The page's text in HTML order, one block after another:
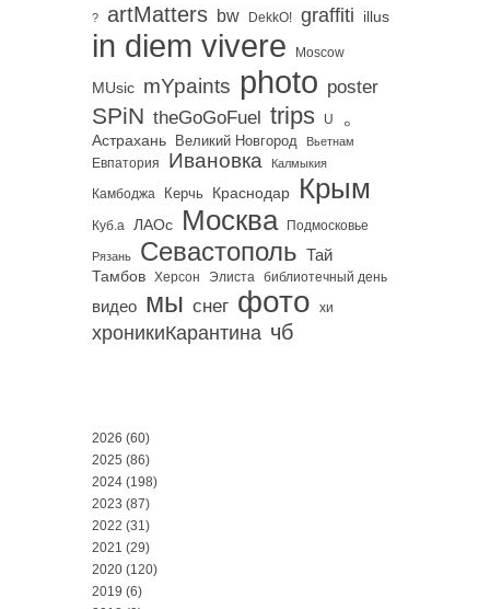
? artMatters bw DekkO! graffiti illus
in diem vivere Moscow
MUsic mYpaints photo poster
SPiN theGoGoFuel trips U 。
Астрахань Великий Новгород Вьетнам
Евпатория Ивановка Калмыкия
Камбоджа Керчь Краснодар Крым
Куб.а ЛАОс Москва Подмосковье
Рязань Севастополь Тай
Тамбов Херсон Элиста библиотечный день
видео мы снег фото хи
хроникиКарантина чб
2026 (60)
2025 (86)
2024 (198)
2023 (87)
2022 (31)
2021 (29)
2020 (120)
2019 (6)